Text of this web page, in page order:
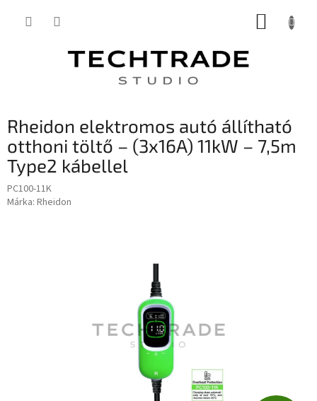
KOSÁR
Rheidon elektromos autó állítható
otthoni töltő – (3x16A) 11kW – 7,5m
Type2 kábellel
PC100-11K
Márka: Rheidon